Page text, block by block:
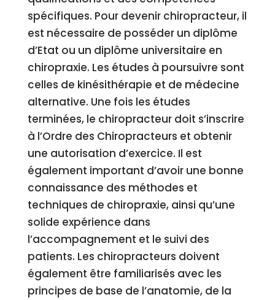
spécifiques. Pour devenir chiropracteur, il
est nécessaire de posséder un diplôme
d’Etat ou un diplôme universitaire en
chiropraxie. Les études à poursuivre sont
celles de kinésithérapie et de médecine
alternative. Une fois les études
terminées, le chiropracteur doit s’inscrire
à l’Ordre des Chiropracteurs et obtenir
une autorisation d’exercice. Il est
également important d’avoir une bonne
connaissance des méthodes et
techniques de chiropraxie, ainsi qu’une
solide expérience dans
l’accompagnement et le suivi des
patients. Les chiropracteurs doivent
également être familiarisés avec les
principes de base de l’anatomie, de la